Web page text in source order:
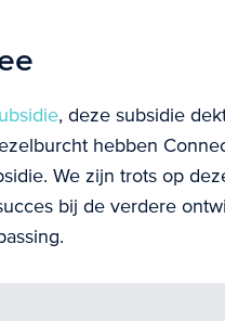
, deze subsidie
hebben
We zijn trots op
bij de verdere